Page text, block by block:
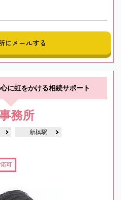
にメールする
に虹をかける相続サポート
務所
新橋駅
応可